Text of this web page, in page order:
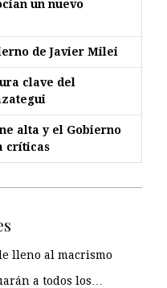
un nuevo
de Javier Milei
clave del
alta y el Gobierno
críticas
lleno al macrismo
a todos los…